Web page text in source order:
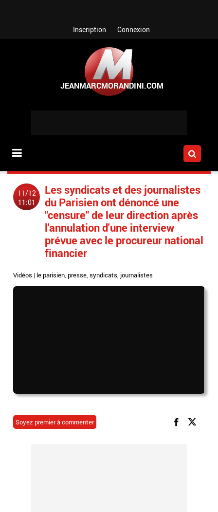
Inscription Connexion
11/12
11:01
Les syndicats et des journalistes
du Parisien ont dénoncé une
"censure" de leur direction après
l'annulation d'une interview
prévue avec le procureur national
financier
Vidéos | le parisien,presse,syndicats, journalistes
Soyez premier à commenter